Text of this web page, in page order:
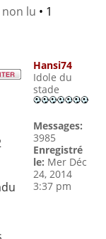
lu • 1
Hansi74
Idole du
stade
Messages:
3985
Enregistré
le: Mer Déc
24, 2014
3:37 pm